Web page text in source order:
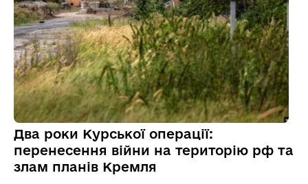
Два роки Курської операції:
перенесення війни на територію рф та
злам планів Кремля